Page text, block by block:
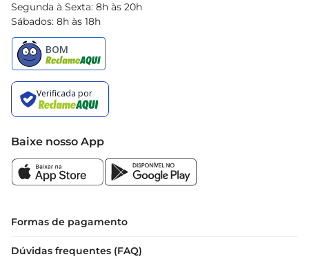
Segunda à Sexta: 8h às 20h
Sábados: 8h às 18h
Baixe nosso App
Formas de pagamento
Dúvidas frequentes (FAQ)